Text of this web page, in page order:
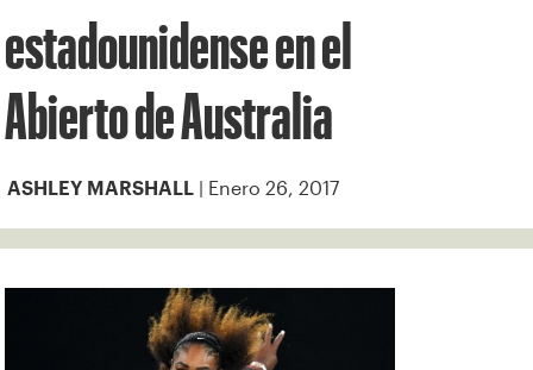
estadounidense en el
Abierto de Australia
ASHLEY MARSHALL | Enero 26, 2017